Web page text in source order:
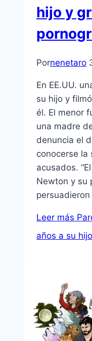
hijo y
Pornenetaro
En EE.UU.
su hijo y
él. El menor
una madre
denuncia el
conocerse la
acusados.
Newton y su
Leer más
años a su